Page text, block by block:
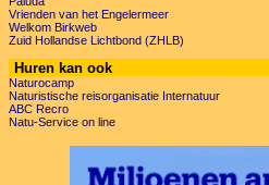
Vrienden van het Engelermeer
Welkom Birkweb
Zuid Hollandse Lichtbond (ZHLB)
Huren kan ook
Naturocamp
Naturistische reisorganisatie Internatuur
ABC Recro
Natu-Service on line